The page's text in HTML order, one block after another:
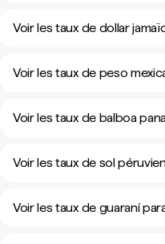
Voir les taux de dollar
Voir les taux de peso
Voir les taux de balboa
Voir les taux de sol
Voir les taux de guaraní